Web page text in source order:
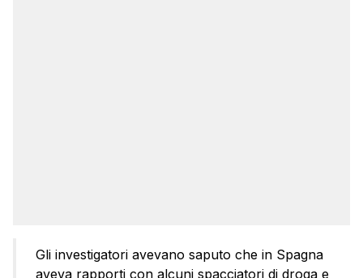
Gli investigatori avevano saputo che in Spagna
aveva rapporti con alcuni spacciatori di droga e